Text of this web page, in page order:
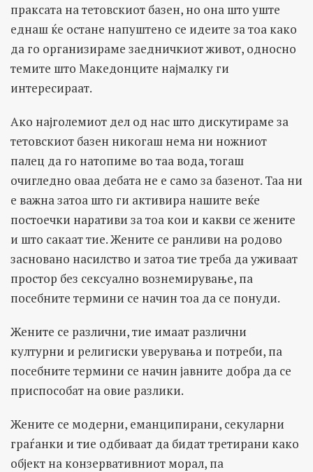
праксата на тетовскиот базен, но она што уште
еднаш ќе остане напуштено се идеите за тоа како
да го организираме заедничкиот живот, односно
темите што Македонците најмалку ги
интересираат.
Ако најголемиот дел од нас што дискутираме за
тетовскиот базен никогаш нема ни ножниот
палец да го натопиме во таа вода, тогаш
очигледно оваа дебата не е само за базенот. Таа ни
е важна затоа што ги активира нашите веќе
постоечки наративи за тоа кои и какви се жените
и што сакаат тие. Жените се ранливи на родово
засновано насилство и затоа тие треба да уживаат
простор без сексуално вознемирување, па
посебните термини се начин тоа да се понуди.
Жените се различни, тие имаат различни
културни и религиски уверувања и потреби, па
посебните термини се начин јавните добра да се
приспособат на овие разлики.
Жените се модерни, еманципирани, секуларни
граѓанки и тие одбиваат да бидат третирани како
објект на конзервативниот морал, па